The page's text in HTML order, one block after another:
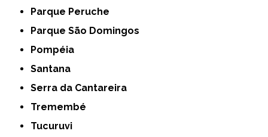
Parque Peruche
Parque São Domingos
Pompéia
Santana
Serra da Cantareira
Tremembé
Tucuruvi